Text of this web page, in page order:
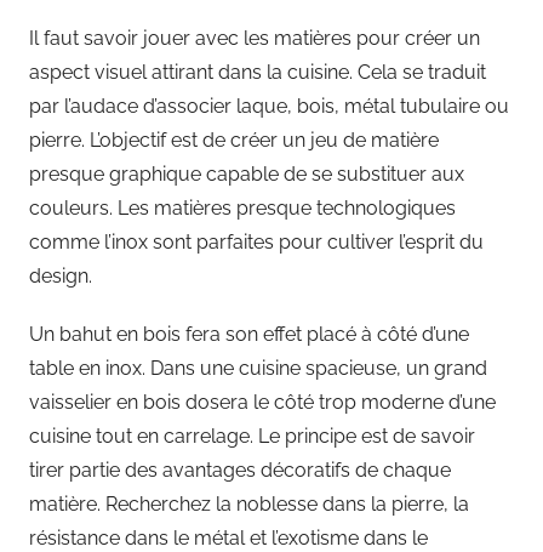
Il faut savoir jouer avec les matières pour créer un
aspect visuel attirant dans la cuisine. Cela se traduit
par l’audace d’associer laque, bois, métal tubulaire ou
pierre. L’objectif est de créer un jeu de matière
presque graphique capable de se substituer aux
couleurs. Les matières presque technologiques
comme l’inox sont parfaites pour cultiver l’esprit du
design.
Un bahut en bois fera son effet placé à côté d’une
table en inox. Dans une cuisine spacieuse, un grand
vaisselier en bois dosera le côté trop moderne d’une
cuisine tout en carrelage. Le principe est de savoir
tirer partie des avantages décoratifs de chaque
matière. Recherchez la noblesse dans la pierre, la
résistance dans le métal et l’exotisme dans le